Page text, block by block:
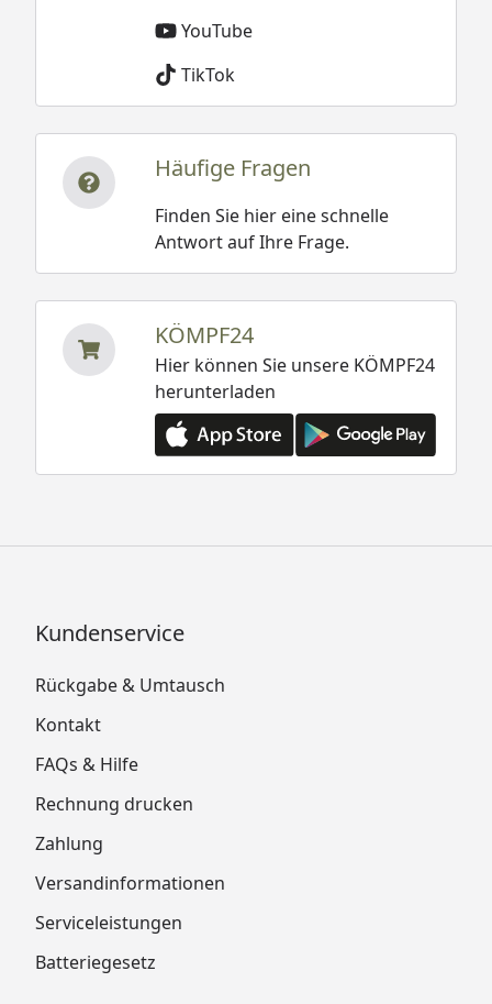
YouTube
TikTok
Häufige Fragen
Finden Sie hier eine schnelle
Antwort auf Ihre Frage.
KÖMPF24
Hier können Sie unsere KÖMPF24
herunterladen
Kundenservice
Rückgabe & Umtausch
Kontakt
FAQs & Hilfe
Rechnung drucken
Zahlung
Versandinformationen
Serviceleistungen
Batteriegesetz